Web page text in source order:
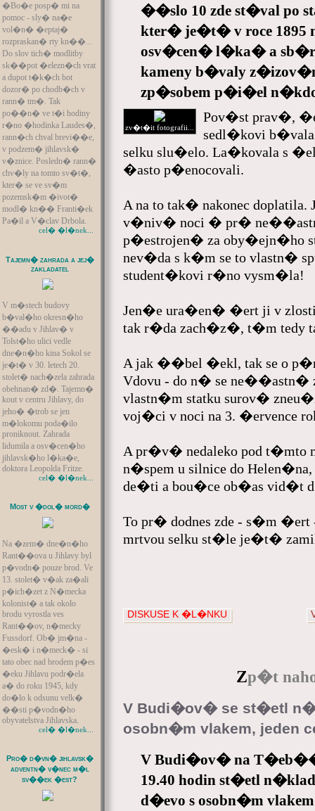
�Bo�e posp� mi na
pomoc - sly� na�e
vol�n� �eptaj�
rozpraskan� rty kn��...
Do slov tich� modlitby
sk��pot �elezn�ch vrat
a dupot t�k�ch bot
dozor� po chodb�ch v
rann� tm�. Tak
po��n� ve t�i hodiny
r�no �hodinka Laudes�,
rann�ch chval brevi��e,
v podzem� jihlavsk�
v�znice. Posledn� rann�
chv�ly na tomto sv�t�,
kter� se ve sv�m
pozemsk�m �ivot�
modl� kn�� Franti�ek
Pa�il a V�clav Drbola.
cel� �l�nek...
Tajemn� zahrada a jej�
zakladatel
V m�stech budovy
b�val�ho okresn�ho
��adu v Jihlav� v
Tolst�ho ulici vedle
dne�n�ho kina Sokol se
je�t� v 30. letech 20.
stolet� nach�zela zahrada
obehnan� zd�. Tajemn�
kout v centru Jihlavy, do
jeho� �trob se jen
m�lokomu poda�ilo
proniknout. Zahrada
lidumila a osv�cen�ho
jihlavsk�ho l�ka�e,
doktora Leopolda Fritze.
cel� �l�nek...
Most v �dol� mord�
Na �zem� dne�n�ho
Rant��ova u Jihlavy byl
p�vodn� pouze brod. Ve
13. stolet� v�ak za�ali
p�ich�zet z N�mecka
kolonist� a tak okolo
brodu vyrostla ves
Rant��ov, n�mecky
Fussdorf. Ob� jm�na -
�esk� i n�meck� - si
tato obec nad brodem p�es
�eku Jihlavu podr�ela
a� do roku 1945, kdy
do�lo k odsunu velk�
��sti p�vodn�ho
obyvatelstva Jihlavska.
cel� �l�nek...
Pro� d�vn� jihlavsk�
adventn� v�nec m�l
sv��ek �est?
��slo 10 zde st�val
kter� je�t� v roce 1895
osv�cen� l�ka� a
kameny b�valy
zp�sobem p�i�el n�kdo
zv�t�it fotografii...
Pov�st prav�,
sedl�kovi
selku slu�elo. La�kovala s
�asto p�enocovali.
A na to tak� nakonec
v�niv� noci � pr�
p�estrojen� za oby�ejn�ho
nev�da s k�m se to vlastn�
student�kovi r�no vysm�la!
Jen�e ura�en� �ert ji v
tak r�da zach�z�, t�m tedy
A jak ��bel �ekl, tak se o
Vdovu - do n� se
vlastn�m statku surov�
voj�ci v noci na 3. �ervence
A pr�v� nedaleko pod t�mto
n�spem u silnice do
de�ti a bou�ce ob�as vid�t
To pr� dodnes zde - s�m
mrtvou selku st�le je�t�
DISKUSE K �L�NKU
Zp�t
V Budi�ov� se st�etl
osobn�m vlakem,
V Budi�ov� na
19.40 hodin st�etl
d�evo s osobn�m